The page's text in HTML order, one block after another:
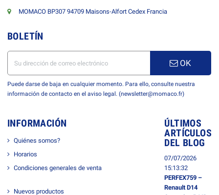
MOMACO BP307 94709 Maisons-Alfort Cedex Francia
BOLETÍN
OK
Puede darse de baja en cualquier momento. Para ello, consulte nuestra
información de contacto en el aviso legal. (newsletter@momaco.fr)
INFORMACIÓN
Quiénes somos?
Horarios
Condiciones generales de venta
Nuevos productos
ÚLTIMOS
ARTÍCULOS
DEL BLOG
07/07/2026
15:13:32
PERFEX759 –
Renault D14